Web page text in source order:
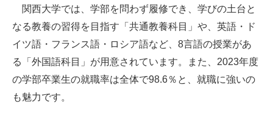
関西大学では、学部を問わず履修でき、学びの土台と
なる教養の習得を目指す「共通教養科目」や、英語・ド
イツ語・フランス語・ロシア語など、8言語の授業があ
る「外国語科目」が用意されています。また、2023年度
の学部卒業生の就職率は全体で98.6％と、就職に強いの
も魅力です。